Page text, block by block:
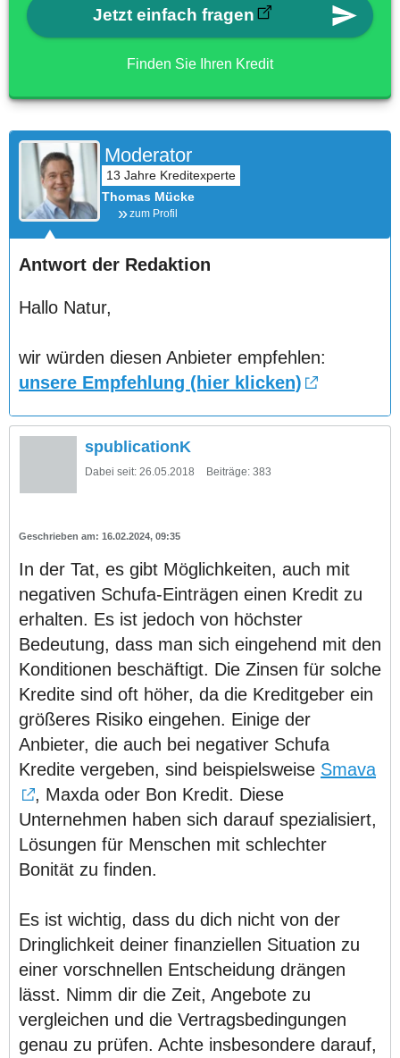
Jetzt einfach fragen
Finden Sie Ihren Kredit
Moderator
Thomas Mücke
zum Profil
Antwort der Redaktion
Hallo Natur,
wir würden diesen Anbieter empfehlen:
unsere Empfehlung (hier klicken)
spublicationK
Dabei seit: 26.05.2018 Beiträge: 383
16.02.2024, 09:35
In der Tat, es gibt Möglichkeiten, auch mit
negativen Schufa-Einträgen einen Kredit zu
erhalten. Es ist jedoch von höchster
Bedeutung, dass man sich eingehend mit den
Konditionen beschäftigt. Die Zinsen für solche
Kredite sind oft höher, da die Kreditgeber ein
größeres Risiko eingehen. Einige der
Anbieter, die auch bei negativer Schufa
Kredite vergeben, sind beispielsweise Smava
, Maxda oder Bon Kredit. Diese
Unternehmen haben sich darauf spezialisiert,
Lösungen für Menschen mit schlechter
Bonität zu finden.
Es ist wichtig, dass du dich nicht von der
Dringlichkeit deiner finanziellen Situation zu
einer vorschnellen Entscheidung drängen
lässt. Nimm dir die Zeit, Angebote zu
vergleichen und die Vertragsbedingungen
genau zu prüfen. Achte insbesondere darauf,